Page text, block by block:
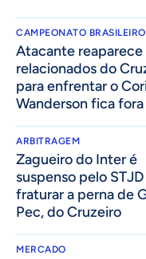
CAMPEONATO BRASILEIRO
Atacante
relacionados do
para enfrentar o
Wanderson fica fora
ARBITRAGEM
Zagueiro do Inter é
suspenso pelo
fraturar a perna de
Pec, do Cruzeiro
MERCADO